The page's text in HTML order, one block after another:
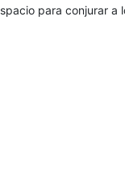
para conjurar a